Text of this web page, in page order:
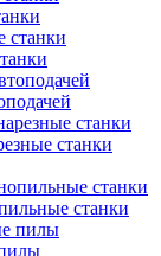
станки
станки